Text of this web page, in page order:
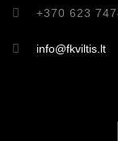
+370 623
info@fkviltis.lt